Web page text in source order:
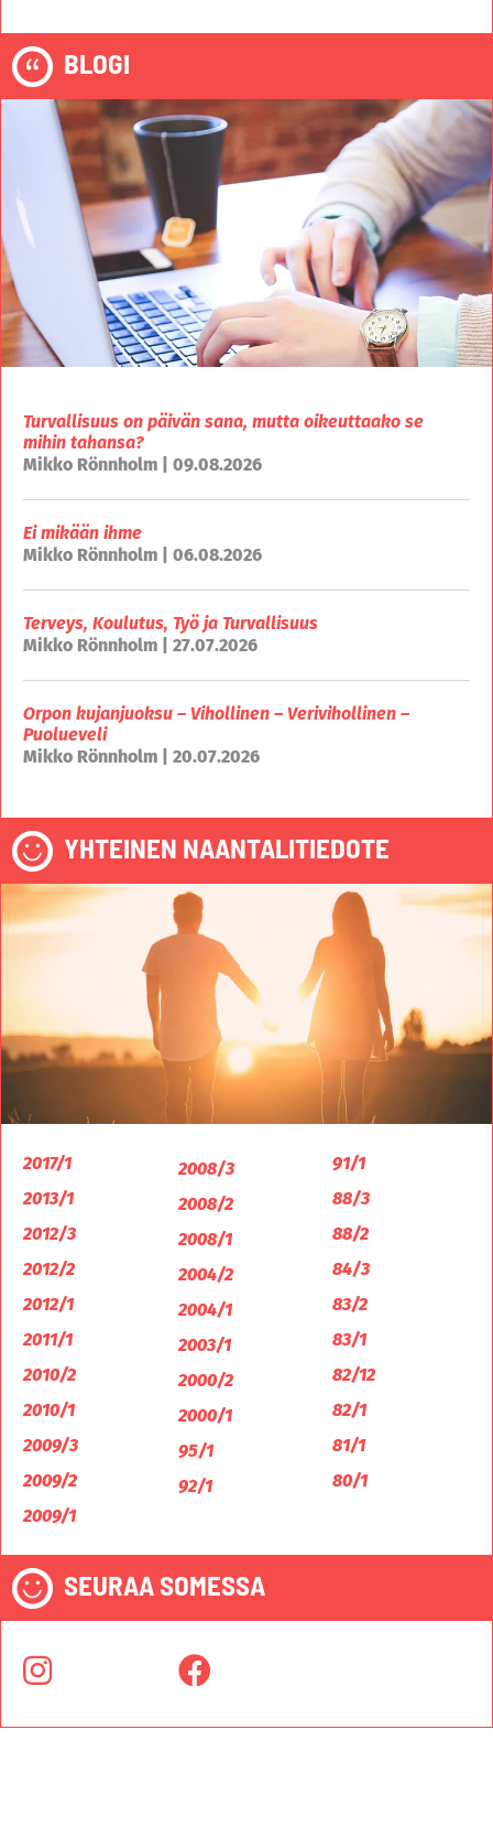
BLOGI
Turvallisuus on päivän sana, mutta oikeuttaako se
mihin tahansa?
Mikko Rönnholm | 09.08.2026
Ei mikään ihme
Mikko Rönnholm | 06.08.2026
Terveys, Koulutus, Työ ja Turvallisuus
Mikko Rönnholm | 27.07.2026
Orpon kujanjuoksu – Vihollinen – Verivihollinen –
Puolueveli
Mikko Rönnholm | 20.07.2026
YHTEINEN NAANTALITIEDOTE
2017/1
2013/1
2012/3
2012/2
2012/1
2011/1
2010/2
2010/1
2009/3
2009/2
2009/1
2008/3
2008/2
2008/1
2004/2
2004/1
2003/1
2000/2
2000/1
95/1
92/1
91/1
88/3
88/2
84/3
83/2
83/1
82/12
82/1
81/1
80/1
SEURAA SOMESSA